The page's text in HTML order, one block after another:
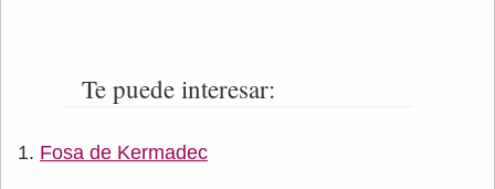
Te puede interesar:
Fosa de Kermadec